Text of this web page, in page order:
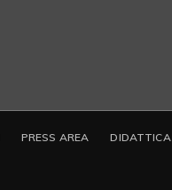
PRESS AREA DIDATTICA